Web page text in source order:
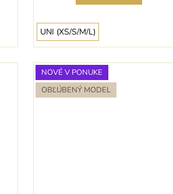
UNI (XS/S/M/L)
NOVÉ V PONUKE
OBĽÚBENÝ MODEL